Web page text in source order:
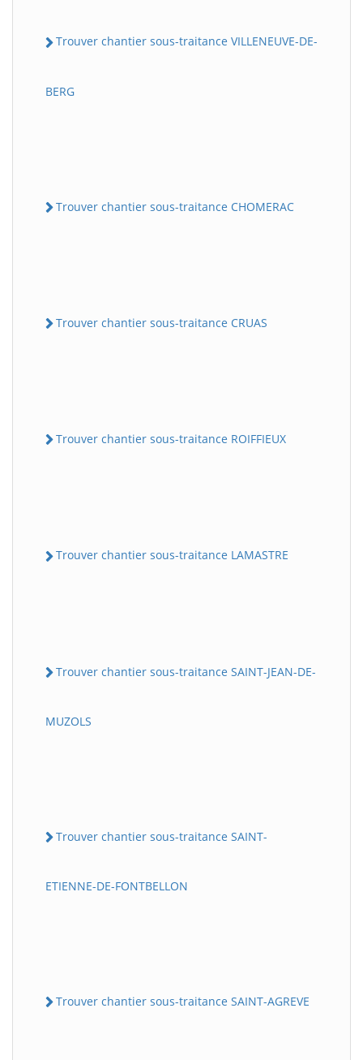
Trouver chantier sous-traitance VILLENEUVE-DE-
BERG
Trouver chantier sous-traitance CHOMERAC
Trouver chantier sous-traitance CRUAS
Trouver chantier sous-traitance ROIFFIEUX
Trouver chantier sous-traitance LAMASTRE
Trouver chantier sous-traitance SAINT-JEAN-DE-
MUZOLS
Trouver chantier sous-traitance SAINT-
ETIENNE-DE-FONTBELLON
Trouver chantier sous-traitance SAINT-AGREVE